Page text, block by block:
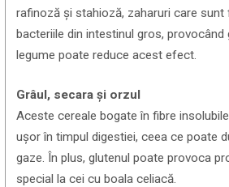
rafinoză și stahioză, zaharuri care sunt
bacteriile din intestinul gros, provocând
legume poate reduce acest efect.
Grâul, secara și orzul
Aceste cereale bogate în fibre
ușor în timpul digestiei, ceea ce poate
gaze. În plus, glutenul poate provoca
special la cei cu boala celiacă.